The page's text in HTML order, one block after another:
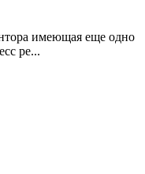
имеющая еще одно
ре...